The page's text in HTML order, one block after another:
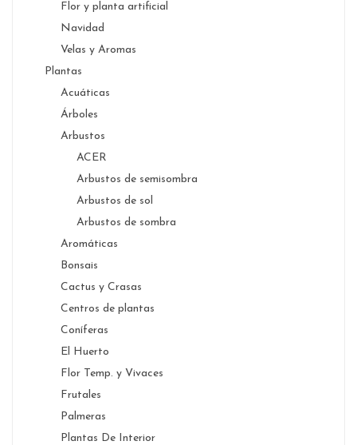
Flor y planta artificial
Navidad
Velas y Aromas
Plantas
Acuáticas
Árboles
Arbustos
ACER
Arbustos de semisombra
Arbustos de sol
Arbustos de sombra
Aromáticas
Bonsais
Cactus y Crasas
Centros de plantas
Coníferas
El Huerto
Flor Temp. y Vivaces
Frutales
Palmeras
Plantas De Interior